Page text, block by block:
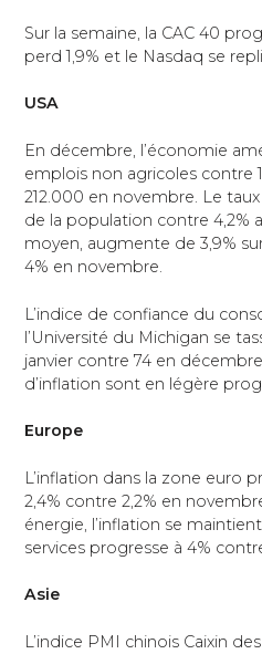
Sur la semaine, la CAC 40
perd 1,9% et le Nasdaq se
USA
En décembre, l’économie
emplois non agricoles contre
212.000 en novembre. Le
de la population contre 4,2%
moyen, augmente de 3,9%
4% en novembre.
L’indice de confiance du
l’Université du Michigan se
janvier contre 74 en
d’inflation sont en légère
Europe
L’inflation dans la zone euro
2,4% contre 2,2% en
énergie, l’inflation se
services progresse à 4%
Asie
L’indice PMI chinois Caixin